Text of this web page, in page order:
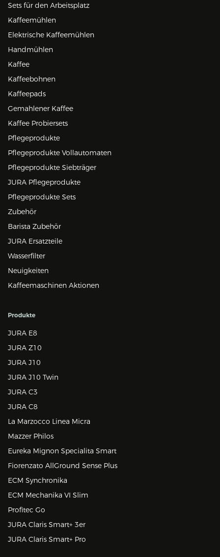
Sets für den Arbeitsplatz
Kaffeemühlen
Elektrische Kaffeemühlen
Handmühlen
Kaffee
Kaffeebohnen
Kaffeepads
Gemahlener Kaffee
Kaffee Probiersets
Pflegeprodukte
Pflegeprodukte Vollautomaten
Pflegeprodukte Siebträger
JURA Pflegeprodukte
Pflegeprodukte Sets
Zubehör
Barista Zubehör
JURA Ersatzteile
Wasserfilter
Neuigkeiten
Kaffeemaschinen Aktionen
Produkte
JURA E8
JURA Z10
JURA J10
JURA J10 Twin
JURA C3
JURA C8
La Marzocco Linea Micra
Mazzer Philos
Eureka Mignon Specialita Smart
Fiorenzato AllGround Sense Plus
ECM Synchronika
ECM Mechanika VI Slim
Profitec Go
JURA Claris Smart+ 3er
JURA Claris Smart+ Pro